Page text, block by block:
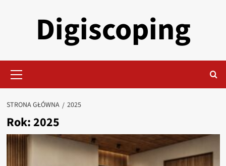
Digiscoping
główne
STRONA GŁÓWNA 2025
Rok:2025